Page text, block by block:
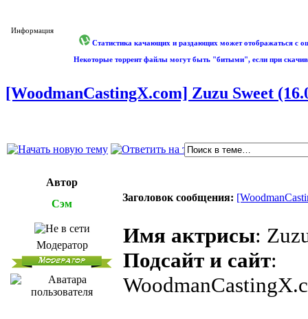
Информация
Статистика качающих и раздающих может отображаться с
Некоторые торрент файлы могут быть "битыми", если при
[WoodmanCastingX.com] Zuzu Sweet
Автор
Сэм
Заголовок сообщения:
Модератор Имя актрисы:
Подсайт и сайт: